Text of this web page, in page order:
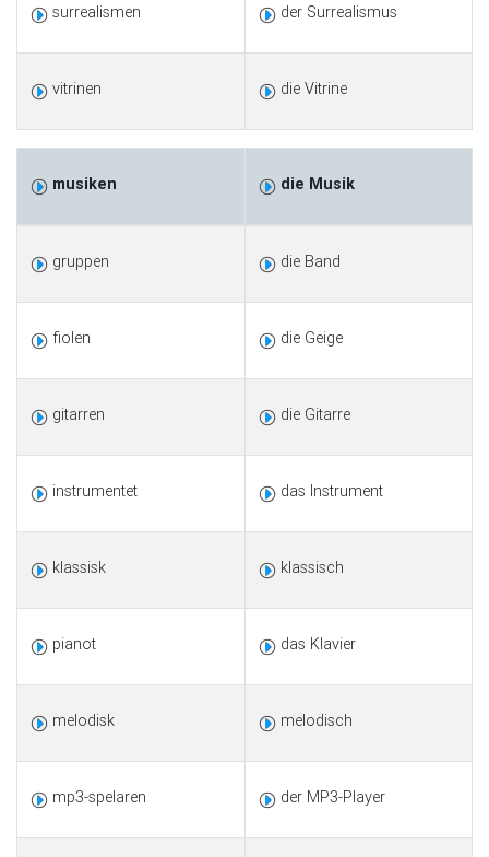
surrealismen der Surrealismus
vitrinen die Vitrine
musiken die Musik
gruppen die Band
fiolen die Geige
gitarren die Gitarre
instrumentet das Instrument
klassisk klassisch
pianot das Klavier
melodisk melodisch
mp3-spelaren der MP3-Player